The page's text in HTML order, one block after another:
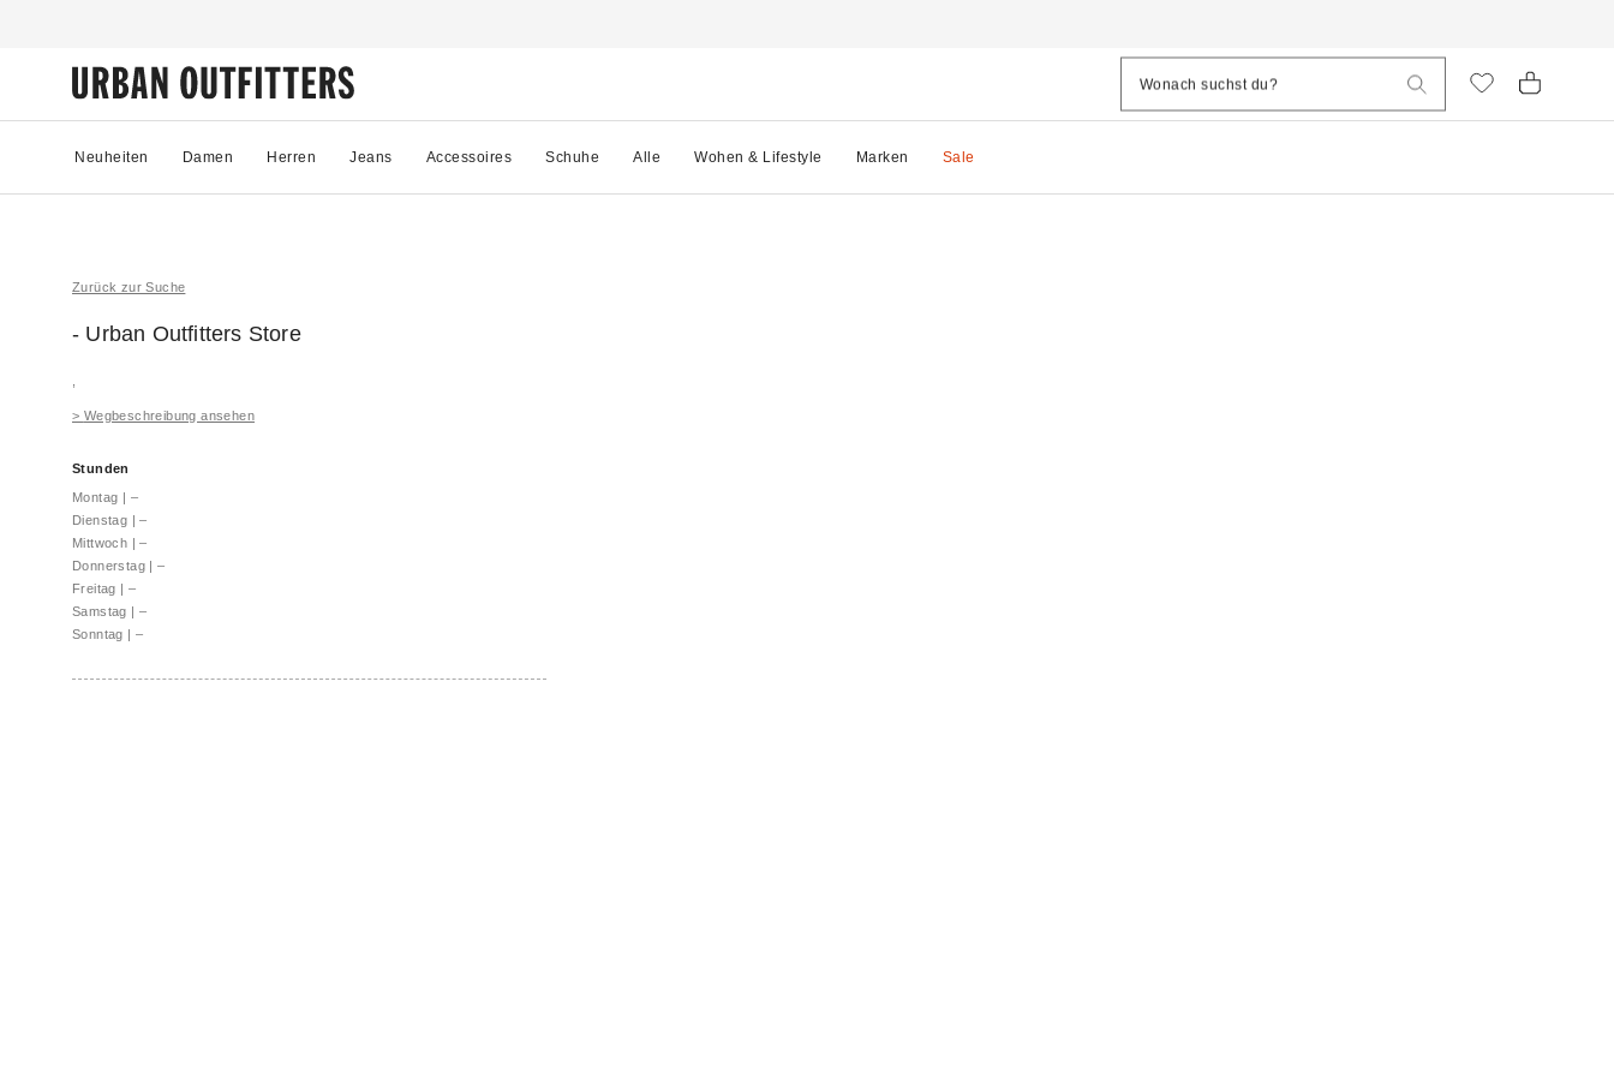
Neuheiten Damen Herren Jeans Accessoires Schuhe Alle Wohen & Lifestyle Marken Sale
Zurück zur Suche
- Urban Outfitters Store
> Wegbeschreibung ansehen
Stunden
Montag | –
Dienstag | –
Mittwoch | –
Donnerstag | –
Freitag | –
Samstag | –
Sonntag | –